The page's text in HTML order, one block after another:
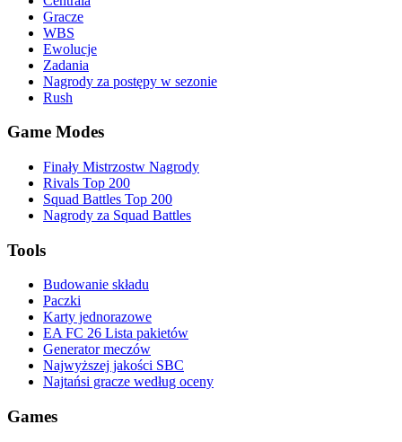
Gracze
WBS
Ewolucje
Zadania
Nagrody za postępy w sezonie
Rush
Game Modes
Finały Mistrzostw Nagrody
Rivals Top 200
Squad Battles Top 200
Nagrody za Squad Battles
Tools
Budowanie składu
Paczki
Karty jednorazowe
EA FC 26 Lista pakietów
Generator meczów
Najwyższej jakości SBC
Najtańsi gracze według oceny
Games